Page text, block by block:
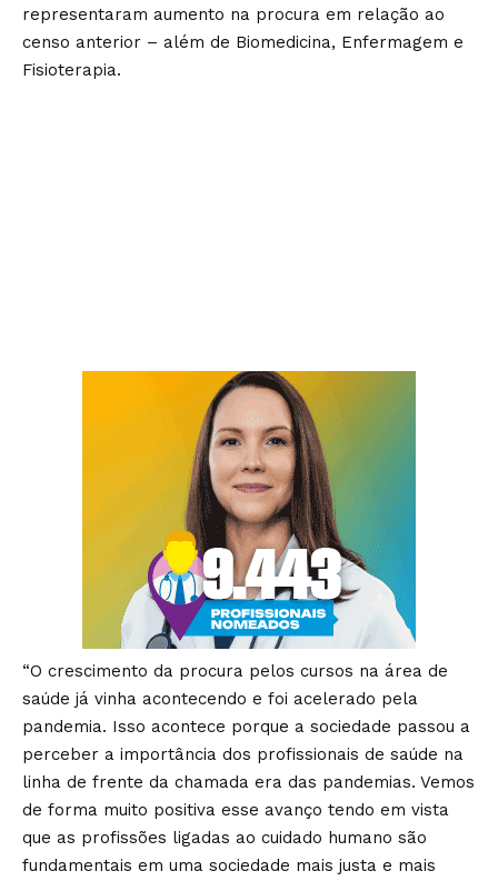
representaram aumento na procura em relação ao
censo anterior – além de Biomedicina, Enfermagem e
Fisioterapia.
“O crescimento da procura pelos cursos na área de
saúde já vinha acontecendo e foi acelerado pela
pandemia. Isso acontece porque a sociedade passou a
perceber a importância dos profissionais de saúde na
linha de frente da chamada era das pandemias. Vemos
de forma muito positiva esse avanço tendo em vista
que as profissões ligadas ao cuidado humano são
fundamentais em uma sociedade mais justa e mais